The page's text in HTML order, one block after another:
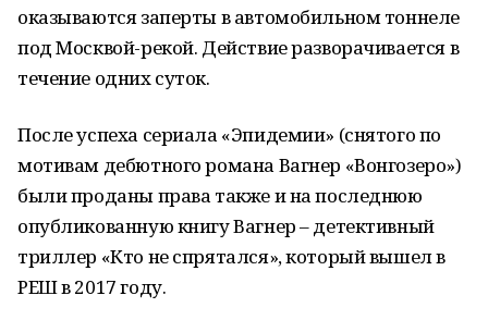
оказываются заперты в автомобильном тоннеле
под Москвой-рекой. Действие разворачивается в
течение одних суток.
После успеха сериала «Эпидемии» (снятого по
мотивам дебютного романа Вагнер «Вонгозеро»)
были проданы права также и на последнюю
опубликованную книгу Вагнер – детективный
триллер «Кто не спрятался», который вышел в
РЕШ в 2017 году.